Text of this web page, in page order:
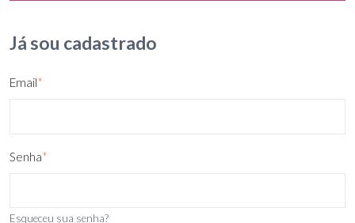
Já sou cadastrado
Email*
Senha*
Esqueceu sua senha?